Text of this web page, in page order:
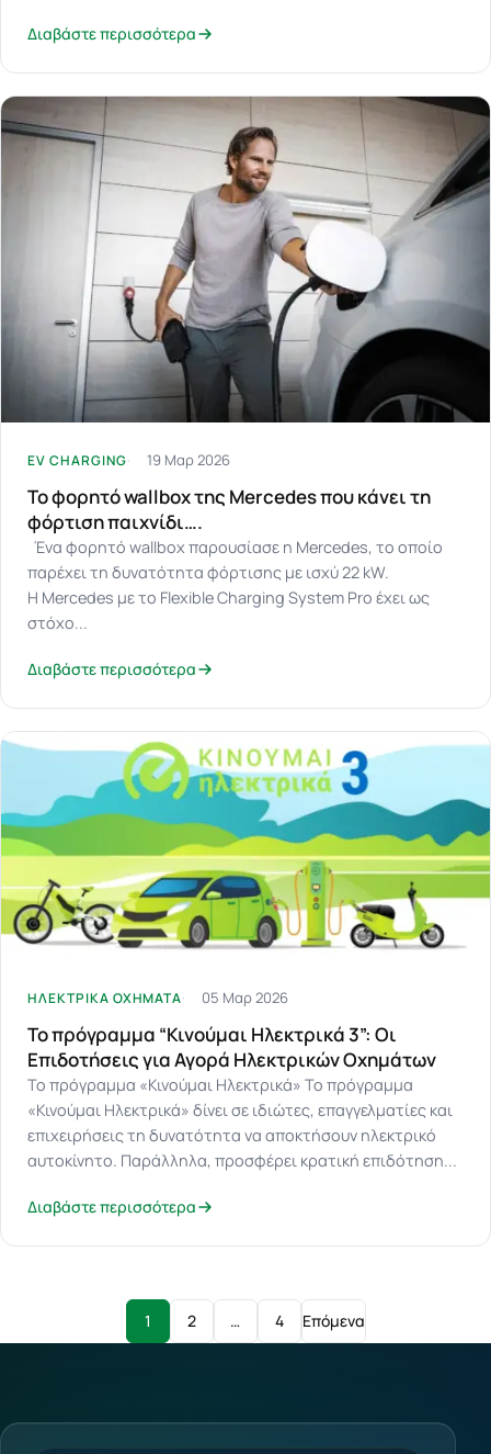
Διαβάστε περισσότερα
EV CHARGING 19 Μαρ 2026
Το φορητό wallbox της Mercedes που κάνει τη
φόρτιση παιχνίδι….
Ένα φορητό wallbox παρουσίασε η Mercedes, το οποίο
παρέχει τη δυνατότητα φόρτισης με ισχύ 22 kW.
Η Mercedes με το Flexible Charging System Pro έχει ως
στόχο...
Διαβάστε περισσότερα
ΗΛΕΚΤΡΙΚΑ ΟΧΗΜΑΤΑ 05 Μαρ 2026
Το πρόγραμμα “Κινούμαι Ηλεκτρικά 3”: Οι
Επιδοτήσεις για Αγορά Ηλεκτρικών Οχημάτων
Το πρόγραμμα «Κινούμαι Ηλεκτρικά» Το πρόγραμμα
«Κινούμαι Ηλεκτρικά» δίνει σε ιδιώτες, επαγγελματίες και
επιχειρήσεις τη δυνατότητα να αποκτήσουν ηλεκτρικό
αυτοκίνητο. Παράλληλα, προσφέρει κρατική επιδότηση...
Διαβάστε περισσότερα
1 2 … 4 Επόμενα